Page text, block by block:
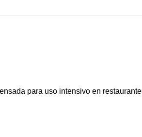
para uso intensivo en